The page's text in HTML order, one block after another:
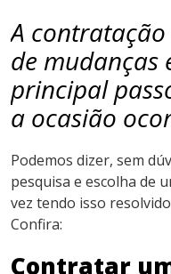
A
de mudanças
principal
a ocasião
Podemos dizer, sem
pesquisa e escolha de
vez tendo isso
Confira:
Contratar